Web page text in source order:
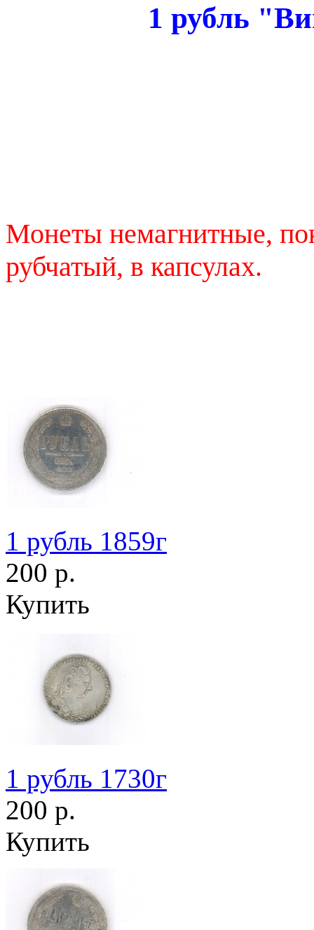
1 рубль
Монеты немагнитные,
рубчатый, в капсулах.
1 рубль 1859г
200 р.
Купить
1 рубль 1730г
200 р.
Купить